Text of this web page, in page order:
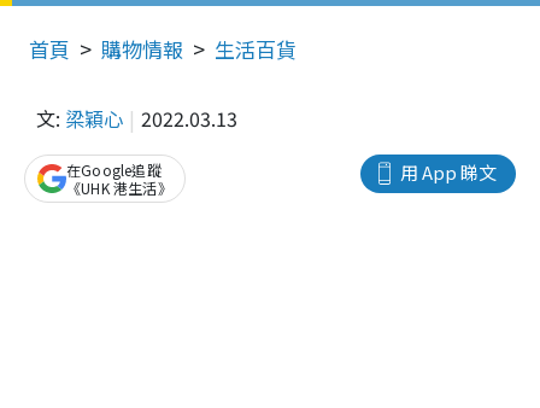
首頁 購物情報 生活百貨
文: 梁穎心 2022.03.13
用 App 睇文
在Google追蹤
《UHK 港生活》